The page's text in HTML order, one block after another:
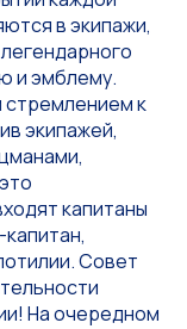
в экипажи,
и эмблему.
стремлением к
экипажей,
капитаны
Совет
На очередном